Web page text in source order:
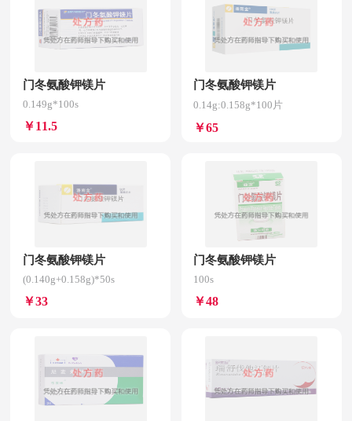
门冬氨酸钾镁片
0.149g*100s
￥11.5
门冬氨酸钾镁片
0.14g:0.158g*100片
￥65
门冬氨酸钾镁片
(0.140g+0.158g)*50s
￥33
门冬氨酸钾镁片
100s
￥48